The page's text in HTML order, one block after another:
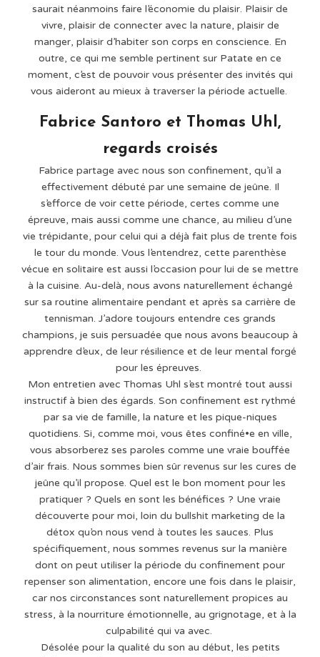
saurait néanmoins faire l’économie du plaisir. Plaisir de
vivre, plaisir de connecter avec la nature, plaisir de
manger, plaisir d’habiter son corps en conscience. En
outre, ce qui me semble pertinent sur Patate en ce
moment, c’est de pouvoir vous présenter des invités qui
vous aideront au mieux à traverser la période actuelle.
Fabrice Santoro et Thomas Uhl,
regards croisés
Fabrice partage avec nous son confinement, qu’il a
effectivement débuté par une semaine de jeûne. Il
s’efforce de voir cette période, certes comme une
épreuve, mais aussi comme une chance, au milieu d’une
vie trépidante, pour celui qui a déjà fait plus de trente fois
le tour du monde. Vous l’entendrez, cette parenthèse
vécue en solitaire est aussi l’occasion pour lui de se mettre
à la cuisine. Au-delà, nous avons naturellement échangé
sur sa routine alimentaire pendant et après sa carrière de
tennisman. J’adore toujours entendre ces grands
champions, je suis persuadée que nous avons beaucoup à
apprendre d’eux, de leur résilience et de leur mental forgé
pour les épreuves.
Mon entretien avec Thomas Uhl s’est montré tout aussi
instructif à bien des égards. Son confinement est rythmé
par sa vie de famille, la nature et les pique-niques
quotidiens. Si, comme moi, vous êtes confiné•e en ville,
vous absorberez ses paroles comme une vraie bouffée
d’air frais. Nous sommes bien sûr revenus sur les cures de
jeûne qu’il propose. Quel est le bon moment pour les
pratiquer ? Quels en sont les bénéfices ? Une vraie
découverte pour moi, loin du bullshit marketing de la
détox qu’on nous vend à toutes les sauces. Plus
spécifiquement, nous sommes revenus sur la manière
dont on peut utiliser la période du confinement pour
repenser son alimentation, encore une fois dans le plaisir,
car nos circonstances sont naturellement propices au
stress, à la nourriture émotionnelle, au grignotage, et à la
culpabilité qui va avec.
Désolée pour la qualité du son au début, les petits